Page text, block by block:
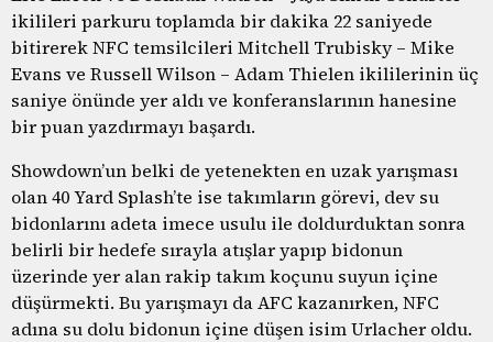
ikilileri parkuru toplamda bir dakika 22 saniyede
bitirerek NFC temsilcileri Mitchell Trubisky – Mike
Evans ve Russell Wilson – Adam Thielen ikililerinin üç
saniye önünde yer aldı ve konferanslarının hanesine
bir puan yazdırmayı başardı.
Showdown’un belki de yetenekten en uzak yarışması
olan 40 Yard Splash’te ise takımların görevi, dev su
bidonlarını adeta imece usulu ile doldurduktan sonra
belirli bir hedefe sırayla atışlar yapıp bidonun
üzerinde yer alan rakip takım koçunu suyun içine
düşürmekti. Bu yarışmayı da AFC kazanırken, NFC
adına su dolu bidonun içine düşen isim Urlacher oldu.